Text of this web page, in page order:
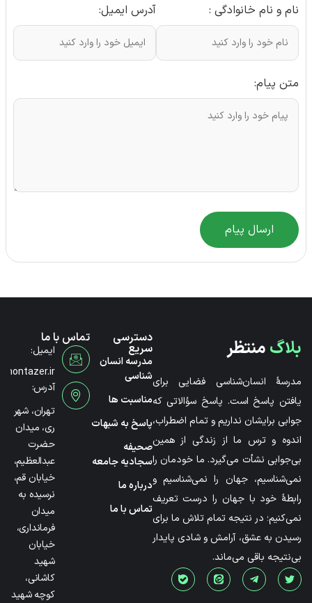
نام و نام خانوادگی :
آدرس ایمیل:
متن پیام:
ارسال پیام
بلاگمنتظر
مدرسۀ انسان‌شناسی فضایی برای
یافتن پاسخ است. پاسخ سؤالاتی که
جوابی برایشان نداریم و تمام اضطراب،
اندوه و ترس ما از زندگی از همین
بی‌جوابی نشأت می‌گیرد. ما خودمان را
نمی‌شناسیم، جهان را نمی‌شناسیم و
رابطۀ خود با جهان را درست تعریف
نمی‌کنیم؛ در نتیجه تمام تلاش ما برای
رسیدن به عشق، آرامش و شادی پایدار
بی‌نتیجه باقی می‌ماند.
دسترسی
سریع
مدرسه انسان
شناسی
مناسبت ها
پاسخ به شبهات
صحیفه
سجادیه جامعه
درباره ما
تماس با ما
تماس با ما
ایمیل:
آدرس:
تهران، شهر
ری، میدان
حضرت
عبدالعظیم،
خیابان قم،
نرسیده به
میدان
فرمانداری،
خیابان
شهید
کاشانی،
کوچه شهید